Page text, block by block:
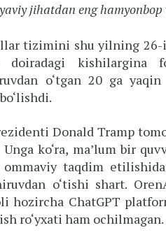
jihatdan eng
tizimini shu yilning 26-
kishilargina
o‘tgan 20 ga
Donald Tramp
ko‘ra, ma’lum bir
taqdim
o‘tishi shart.
hozircha ChatGPT
ro‘yxati ham ochilmagan.